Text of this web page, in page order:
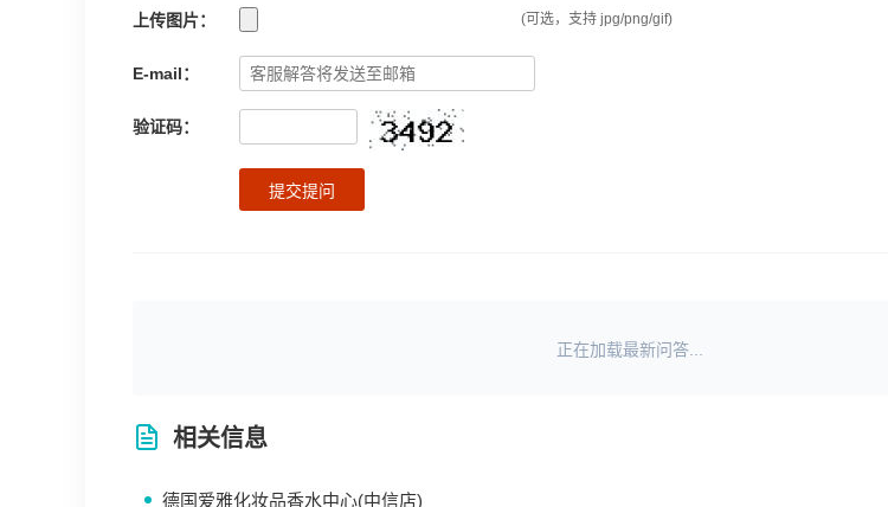
上传图片： (可选，支持 jpg/png/gif)
E-mail：
验证码：
提交提问
正在加载最新问答...
相关信息
德国爱雅化妆品香水中心(中信店)